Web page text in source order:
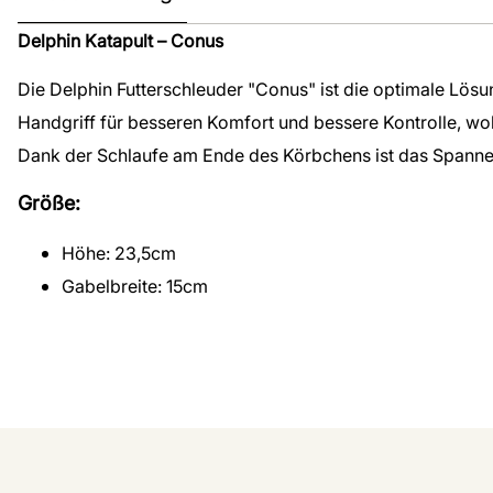
Delphin Katapult – Conus
Die Delphin Futterschleuder "Conus" ist die optimale
Handgriff für besseren Komfort und bessere Kontrolle,
Dank der Schlaufe am Ende des Körbchens ist das
Größe:
Höhe: 23,5cm
Gabelbreite: 15cm